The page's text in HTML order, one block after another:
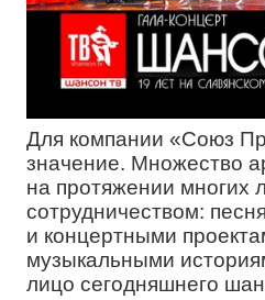
Для компании «Союз
значение. Множество
на протяжении многих
сотрудничеством:
и концертными
музыкальными
лицо сегодняшнего